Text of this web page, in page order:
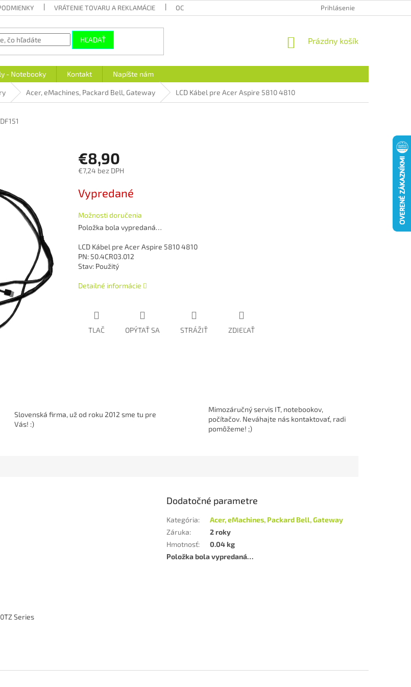
VRÁTENIE TOVARU A REKLAMÁCIE OCHRANA OSOBNÝCH ÚDAJOV HODNOTENIE OBCHODU
Prihlásenie
HĽADAŤ
NÁKUPNÝ
Prázdny košík
- Notebooky Kontakt Napíšte nám
Acer, eMachines, Packard Bell, Gateway LCD Kábel pre Acer Aspire 5810 4810
€8,90
€7,24 bez DPH
cena:
Vypredané
Možnosti doručenia
Položka bola vypredaná…
LCD Kábel pre Acer Aspire 5810 4810
PN: 50.4CR03.012
Stav: Použitý
Detailné informácie
TLAČ OPÝTAŤ SA STRÁŽIŤ ZDIEĽAŤ
Slovenská firma, už od roku 2012 sme tu pre
Vás! :)
Mimozáručný servis IT, notebookov,
počítačov. Neváhajte nás kontaktovať, radi
pomôžeme! ;)
Series
Dodatočné parametre
Kategória:
Acer, eMachines, Packard Bell, Gateway
Záruka:
2 roky
Hmotnosť:
0.04 kg
Položka bola vypredaná…